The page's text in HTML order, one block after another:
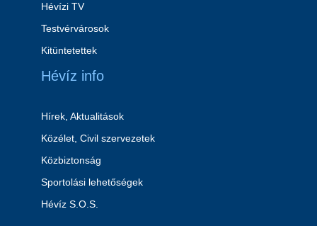
Hévízi TV
Testvérvárosok
Kitüntetettek
Hévíz info
Hírek, Aktualitások
Közélet, Civil szervezetek
Közbiztonság
Sportolási lehetőségek
Hévíz S.O.S.